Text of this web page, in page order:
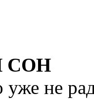
СОН
уже не